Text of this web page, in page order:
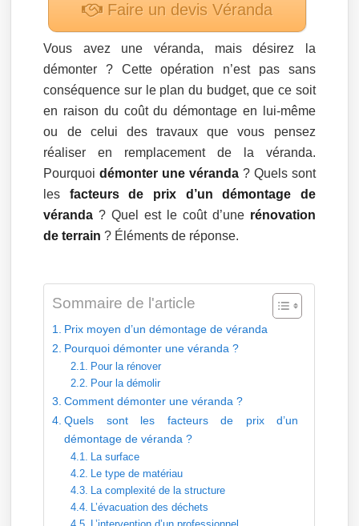
Faire un devis Véranda
Vous avez une véranda, mais désirez la
démonter ? Cette opération n’est pas sans
conséquence sur le plan du budget, que ce soit
en raison du coût du démontage en lui-même
ou de celui des travaux que vous pensez
réaliser en remplacement de la véranda.
Pourquoidémonter une véranda ? Quels sont
les facteurs de prix d’un démontage de
véranda ? Quel est le coût d’une rénovation
de terrain ? Éléments de réponse.
Sommaire de l'article
Prix moyen d’un démontage de véranda
Pourquoi démonter une véranda ?
Pour la rénover
Pour la démolir
Comment démonter une véranda ?
Quels sont les facteurs de prix d’un
démontage de véranda ?
La surface
Le type de matériau
La complexité de la structure
L’évacuation des déchets